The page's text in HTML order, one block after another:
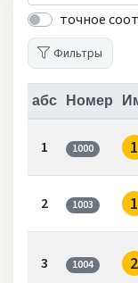
точное
Фильтры
абс Номер
1 1000 1
2 1003 1
3 1004 2